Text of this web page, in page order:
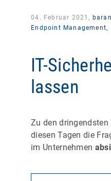
04. Februar 2021,
Endpoint Management,
IT-
lassen
Zu den dringendsten
diesen Tagen die
im Unternehmen